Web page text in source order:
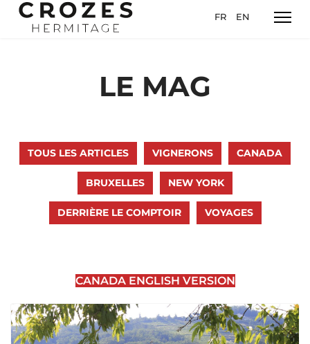
Sélectionnez votre
FR EN
LE MAG
TOUS LES ARTICLES VIGNERONS CANADA
BRUXELLES NEW YORK
DERRIÈRE LE COMPTOIR VOYAGES
CANADA ENGLISH VERSION